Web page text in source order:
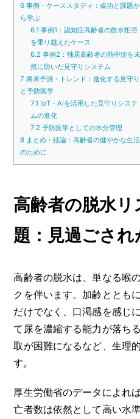
6 事例・ケーススタディ：成功と課題か
ら学ぶ
6.1 事例1：認知症高齢者の飲水拒否
を乗り越えたケース
6.2 事例2：独居高齢者の熱中症を未
然に防いだ見守りシステム
7 将来予測・トレンド：進化する見守り
と予防医学
7.1 IoT・AIを活用した見守りシステ
ムの進化
7.2 予防医学としての水分管理
8 まとめ・結論：高齢者の健やかな生活
のために
高齢者の脱水
題：見過ごさ
高齢者の脱水は、単なる喉
クを伴います。加齢ととも
だけでなく、口渇感を感じ
て尿を濃縮する能力が落ち
取が困難になるなど、生理
す。
厚生労働省のデータによれ
亡者数は依然として高い水